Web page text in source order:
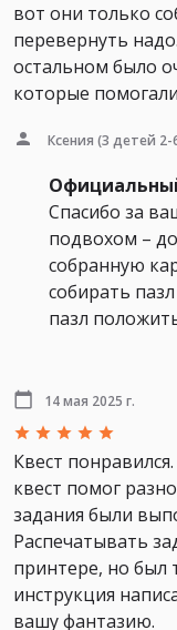
вот они только
перевернуть
остальном было
которые
Ксения (3 детей 2-
Спасибо за
подвохом –
собранную
собирать
пазл
14 мая 2025 г.
Квест
квест помог
задания были
Распечатывать
принтере, но был
инструкция
вашу фантазию.